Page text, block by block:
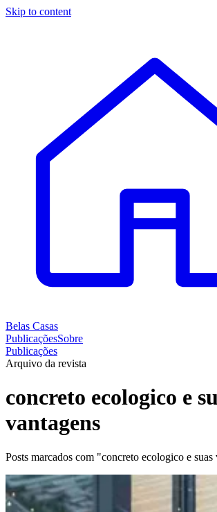
Skip to content
Belas Casas
PublicaçõesSobre
Publicações
Arquivo da revista
concreto ecologico e
vantagens
Posts marcados com "concreto ecologico e suas